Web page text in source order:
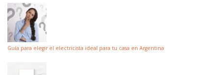
Guía para elegir el electricista ideal para tu casa en Argentina